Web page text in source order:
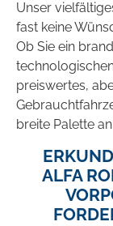
Unser
fast keine
Ob Sie ein
preiswertes,
breite Palette
ALFA